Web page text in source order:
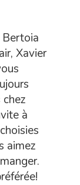
Bertoia
Xavier
chez
à
aimez